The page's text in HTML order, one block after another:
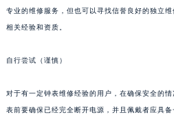
专业的维修服务，但也可以寻找信誉良好的独立
相关经验和资质。
自行尝试（谨慎）
对于有一定钟表维修经验的用户，在确保安全的
表前要确保已经完全断开电源，并且佩戴者应具